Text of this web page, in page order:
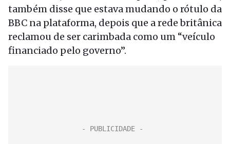
também disse que estava mudando o rótulo da
BBC na plataforma, depois que a rede britânica
reclamou de ser carimbada como um “veículo
financiado pelo governo”.